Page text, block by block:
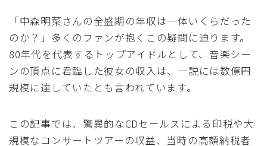
「中森明菜さんの全盛期の年収は一体いくらだった
のか？」多くのファンが抱くこの疑問に迫ります。
80年代を代表するトップアイドルとして、音楽シー
ンの頂点に君臨した彼女の収入は、一説には数億円
規模に達していたとも言われています。
この記事では、驚異的なCDセールスによる印税や大
規模なコンサートツアーの収益、当時の高額納税者